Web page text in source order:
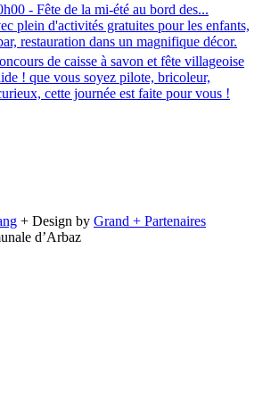
- Fête de la mi-été au bord des...
plein d'activités gratuites pour les enfants,
restauration dans un magnifique décor.
de caisse à savon et fête villageoise
! que vous soyez pilote, bricoleur,
cette journée est faite pour vous !
+ Design by Grand + Partenaires
d’Arbaz